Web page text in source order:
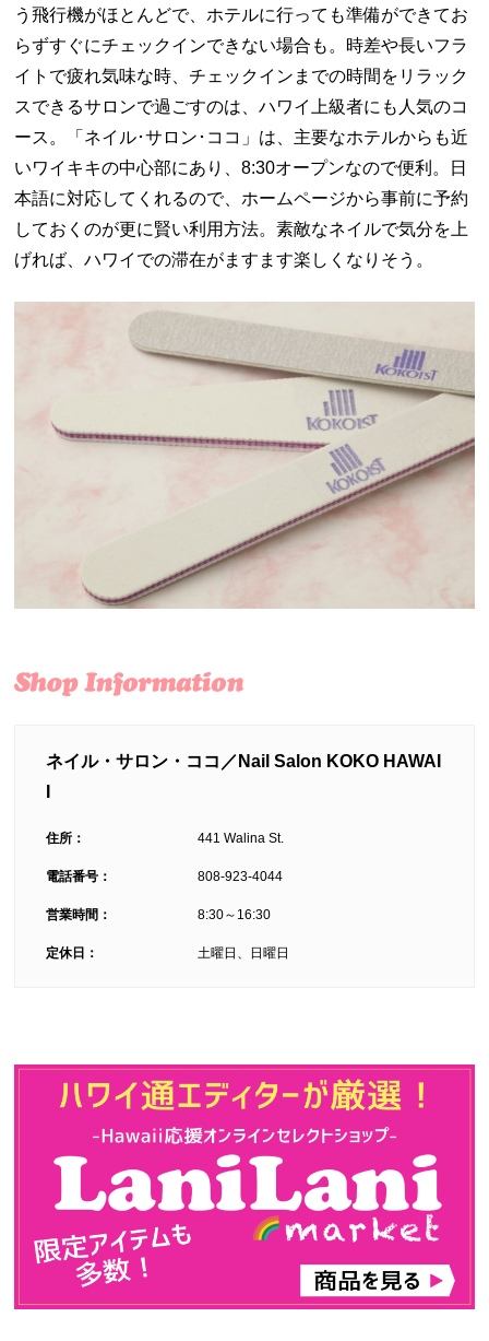
う飛行機がほとんどで、ホテルに行っても準備ができてお
らずすぐにチェックインできない場合も。時差や長いフラ
イトで疲れ気味な時、チェックインまでの時間をリラック
スできるサロンで過ごすのは、ハワイ上級者にも人気のコ
ース。「ネイル･サロン･ココ」は、主要なホテルからも近
いワイキキの中心部にあり、8:30オープンなので便利。日
本語に対応してくれるので、ホームページから事前に予約
しておくのが更に賢い利用方法。素敵なネイルで気分を上
げれば、ハワイでの滞在がますます楽しくなりそう。
ネイル・サロン・ココ／Nail Salon KOKO HAWAI
住所： 441 Walina St.
電話番号： 808-923-4044
営業時間： 8:30～16:30
定休日： 土曜日、日曜日